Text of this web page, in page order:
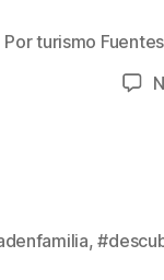
Porturismo
,